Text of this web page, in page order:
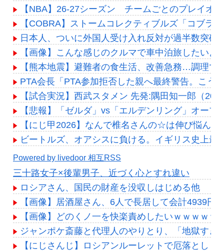
【NBA】26-27シーズン チームごとのプレイオ
【COBRA】ストームコレクティブルズ「コブラ
日本人、ついに外国人受け入れ反対が過半数突破
【画像】こんな感じのクルマで車中泊旅したいよ
【熊本地震】避難者の食生活、改善急務…調理で
PTA会長「PTA参加拒否した親へ最終警告。こう
【試合実況】西武スタメン 先発:隅田知一郎（
【悲報】「ゼルダ」vs「エルデンリング」オー
【にじ甲2026】なんで椎名さんの☆は伸び悩んだ
ビートルズ、オアシスに負ける。イギリス史上
Powered by livedoor 相互RSS
三十路女子×後輩男子、近づく心とすれ違い
ロシアさん、国民の財産を没収しはじめる他
【画像】居酒屋さん、6人で長居して会計4939
【画像】どのくノ一を快楽責めしたいｗｗｗｗｗ
ジャンポケ斎藤と代理人のやりとり、「地獄す
【にじさんじ】ロシアンルーレットで厄落とし